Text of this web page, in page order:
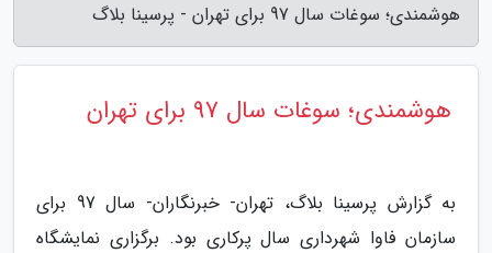
هوشمندی؛ سوغات سال 97 برای تهران - پرسینا بلاگ
هوشمندی؛ سوغات سال 97 برای تهران
به گزارش پرسینا بلاگ، تهران- خبرنگاران- سال 97 برای
سازمان فاوا شهرداری سال پرکاری بود. برگزاری نمایشگاه